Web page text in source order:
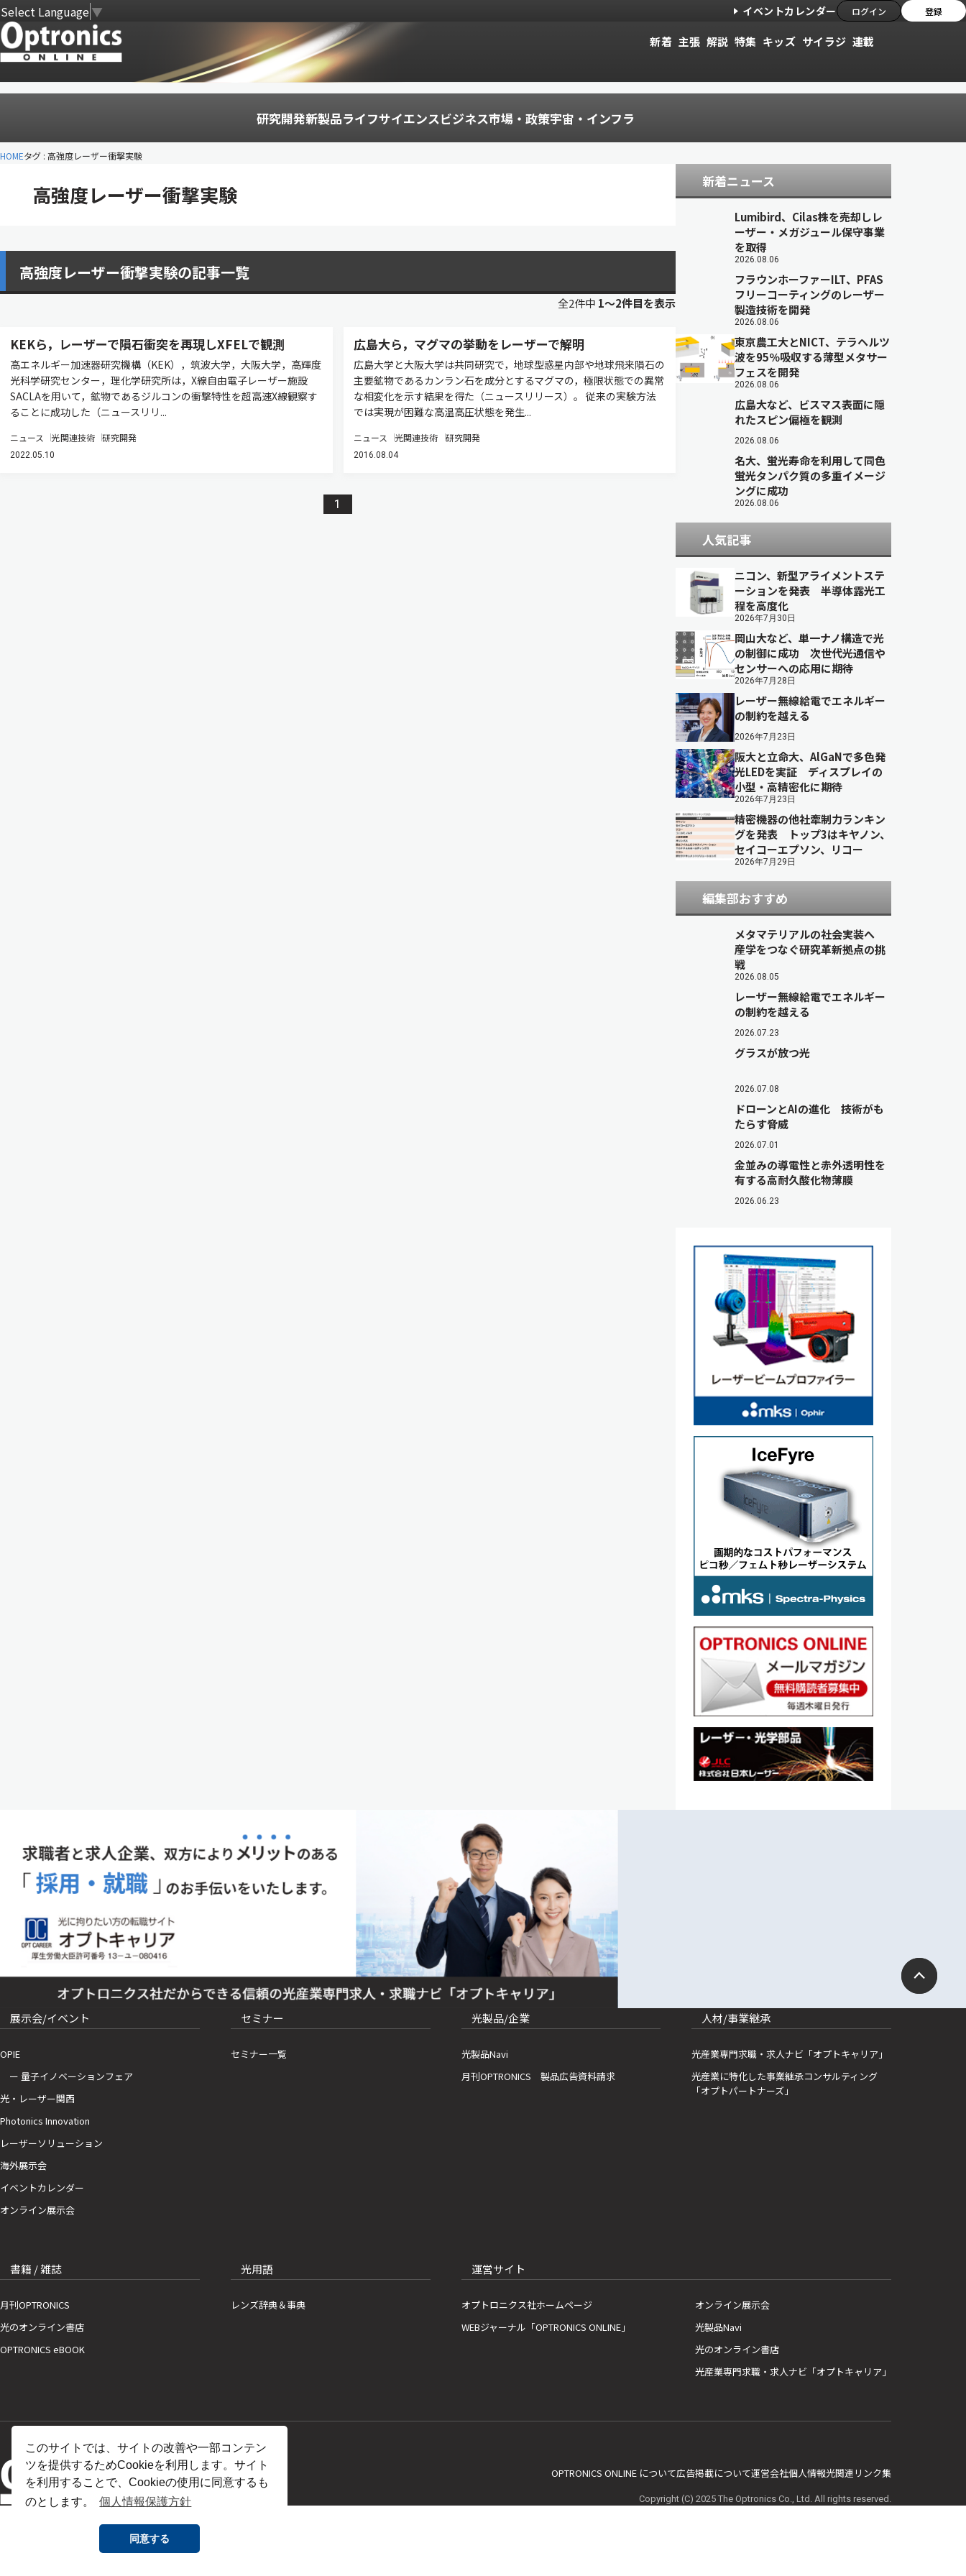
このサイトでは、サイトの改善や一部コンテン
ツを提供するためCookieを利用します。サイト
を利用することで、Cookieの使用に同意するも
のとします。
個人情報保護方針
同意する
Select Language▼ イベントカレンダー ログイン 登録
新着 主張 解説 特集 キッズ サイラジ 連載
研究開発新製品ライフサイエンスビジネス市場・政策宇宙・インフラ
HOMEタグ : 高強度レーザー衝撃実験
高強度レーザー衝撃実験
高強度レーザー衝撃実験の記事一覧
全2件中 1〜2件目を表示
KEKら，レーザーで隕石衝突を再現しXFELで観測
高エネルギー加速器研究機構（KEK），筑波大学，大阪大学，高輝度
光科学研究センター，理化学研究所は，X線自由電子レーザー施設
SACLAを用いて，鉱物であるジルコンの衝撃特性を超高速X線観察す
ることに成功した（ニュースリリ...
ニュース 光関連技術 研究開発
2022.05.10
広島大ら，マグマの挙動をレーザーで解明
広島大学と大阪大学は共同研究で，地球型惑星内部や地球飛来隕石の
主要鉱物であるカンラン石を成分とするマグマの，極限状態での異常
な相変化を示す結果を得た（ニュースリリース）。 従来の実験方法
では実現が困難な高温高圧状態を発生...
ニュース 光関連技術 研究開発
2016.08.04
1
新着ニュース
Lumibird、Cilas株を売却しレ
ーザー・メガジュール保守事業
を取得
2026.08.06
フラウンホーファーILT、PFAS
フリーコーティングのレーザー
製造技術を開発
2026.08.06
東京農工大とNICT、テラヘルツ
波を95％吸収する薄型メタサー
フェスを開発
2026.08.06
広島大など、ビスマス表面に隠
れたスピン偏極を観測
2026.08.06
名大、蛍光寿命を利用して同色
蛍光タンパク質の多重イメージ
ングに成功
2026.08.06
人気記事
ニコン、新型アライメントステ
ーションを発表 半導体露光工
程を高度化
2026年7月30日
岡山大など、単一ナノ構造で光
の制御に成功 次世代光通信や
センサーへの応用に期待
2026年7月28日
レーザー無線給電でエネルギー
の制約を越える
2026年7月23日
阪大と立命大、AlGaNで多色発
光LEDを実証 ディスプレイの
小型・高精密化に期待
2026年7月23日
精密機器の他社牽制力ランキン
グを発表 トップ3はキヤノン、
セイコーエプソン、リコー
2026年7月29日
編集部おすすめ
メタマテリアルの社会実装へ
産学をつなぐ研究革新拠点の挑
戦
2026.08.05
レーザー無線給電でエネルギー
の制約を越える
2026.07.23
グラスが放つ光
2026.07.08
ドローンとAIの進化 技術がも
たらす脅威
2026.07.01
金並みの導電性と赤外透明性を
有する高耐久酸化物薄膜
2026.06.23
展示会/イベント
OPIE
ー 量子イノベーションフェア
光・レーザー関西
Photonics Innovation
レーザーソリューション
海外展示会
イベントカレンダー
オンライン展示会
セミナー
セミナー一覧
光製品/企業
光製品Navi
月刊OPTRONICS 製品広告資料請求
人材/事業継承
光産業専門求職・求人ナビ「オプトキャリア」
光産業に特化した事業継承コンサルティング
「オプトパートナーズ」
書籍 / 雑誌
月刊OPTRONICS
光のオンライン書店
OPTRONICS eBOOK
光用語
レンズ辞典＆事典
運営サイト
オプトロニクス社ホームページ
WEBジャーナル「OPTRONICS ONLINE」
オンライン展示会
光製品Navi
光のオンライン書店
光産業専門求職・求人ナビ「オプトキャリア」
OPTRONICS ONLINE について広告掲載について運営会社個人情報光関連リンク集
Copyright (C) 2025 The Optronics Co., Ltd. All rights reserved.